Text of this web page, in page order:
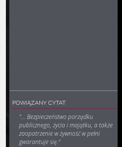
POWIĄZANY CYTAT
"... Bezpieczeństwo porządku
publicznego, życia i majątku, a także
zaopatrzenie w żywność w pełni
gwarantuje się."